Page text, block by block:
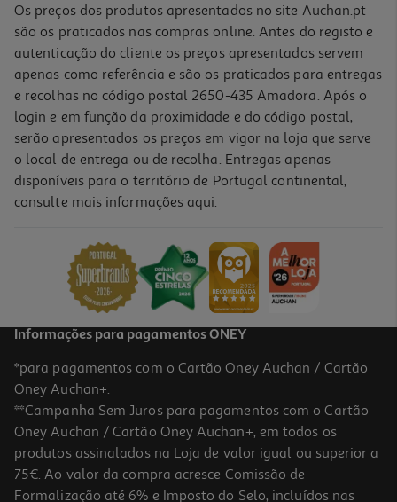
-10%
Livro O Buraco Da Agulha - Ken Follett
PVP de editor
18,81 €
-10%
Os preços dos produtos apresentados no site Auchan.pt
são os praticados nas compras online. Antes do registo e
autenticação do cliente os preços apresentados servem
apenas como referência e são os praticados para entregas
e recolhas no código postal 2650-435 Amadora. Após o
login e em função da proximidade e do código postal,
serão apresentados os preços em vigor na loja que serve
o local de entrega ou de recolha. Entregas apenas
disponíveis para o território de Portugal continental,
consulte mais informações aqui.
Informações para pagamentos ONEY
*para pagamentos com o Cartão Oney Auchan / Cartão
Oney Auchan+.
**Campanha Sem Juros para pagamentos com o Cartão
Oney Auchan / Cartão Oney Auchan+, em todos os
produtos assinalados na Loja de valor igual ou superior a
75€. Ao valor da compra acresce Comissão de
Formalização até 6% e Imposto do Selo, incluídos nas